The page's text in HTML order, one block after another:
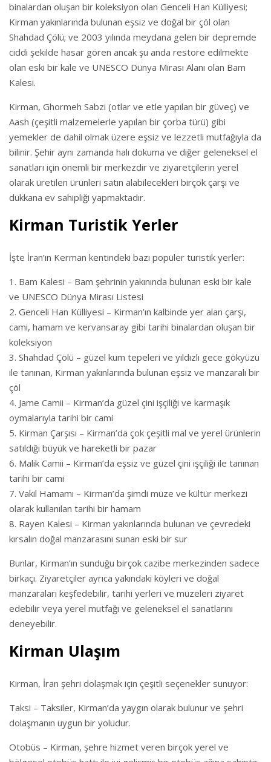
binalardan oluşan bir koleksiyon olan Genceli Han Külliyesi;
Kirman yakınlarında bulunan eşsiz ve doğal bir çöl olan
Shahdad Çölü; ve 2003 yılında meydana gelen bir depremde
ciddi şekilde hasar gören ancak şu anda restore edilmekte
olan eski bir kale ve UNESCO Dünya Mirası Alanı olan Bam
Kalesi.
Kirman, Ghormeh Sabzi (otlar ve etle yapılan bir güveç) ve
Aash (çeşitli malzemelerle yapılan bir çorba türü) gibi
yemekler de dahil olmak üzere eşsiz ve lezzetli mutfağıyla da
bilinir. Şehir aynı zamanda halı dokuma ve diğer geleneksel el
sanatları için önemli bir merkezdir ve ziyaretçilerin yerel
olarak üretilen ürünleri satın alabilecekleri birçok çarşı ve
dükkana ev sahipliği yapmaktadır.
Kirman Turistik Yerler
İşte İran’ın Kerman kentindeki bazı popüler turistik yerler:
Bam Kalesi – Bam şehrinin yakınında bulunan eski bir kale
ve UNESCO Dünya Mirası Listesi
Genceli Han Külliyesi – Kirman’ın kalbinde yer alan çarşı,
cami, hamam ve kervansaray gibi tarihi binalardan oluşan bir
koleksiyon
Shahdad Çölü – güzel kum tepeleri ve yıldızlı gece gökyüzü
ile tanınan, Kirman yakınlarında bulunan eşsiz ve manzaralı bir
çöl
Jame Camii – Kirman’da güzel çini işçiliği ve karmaşık
oymalarıyla tarihi bir cami
Kirman Çarşısı – Kirman’da çok çeşitli mal ve yerel ürünlerin
satıldığı büyük ve hareketli bir pazar
Malik Camii – Kirman’da eşsiz ve güzel çini işçiliği ile tanınan
tarihi bir cami
Vakil Hamamı – Kirman’da şimdi müze ve kültür merkezi
olarak kullanılan tarihi bir hamam
Rayen Kalesi – Kirman yakınlarında bulunan ve çevredeki
kırsalın doğal manzarasını sunan eski bir sur
Bunlar, Kirman’ın sunduğu birçok cazibe merkezinden sadece
birkaçı. Ziyaretçiler ayrıca yakındaki köyleri ve doğal
manzaraları keşfedebilir, tarihi yerleri ve müzeleri ziyaret
edebilir veya yerel mutfağı ve geleneksel el sanatlarını
deneyebilir.
Kirman Ulaşım
Kirman, İran şehri dolaşmak için çeşitli seçenekler sunuyor:
Taksi – Taksiler, Kirman’da yaygın olarak bulunur ve şehri
dolaşmanın uygun bir yoludur.
Otobüs – Kirman, şehre hizmet veren birçok yerel ve